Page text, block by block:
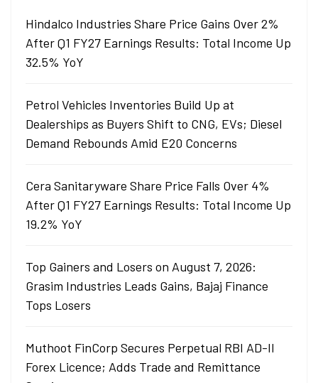
Hindalco Industries Share Price Gains Over 2%
After Q1 FY27 Earnings Results: Total Income Up
32.5% YoY
Petrol Vehicles Inventories Build Up at
Dealerships as Buyers Shift to CNG, EVs; Diesel
Demand Rebounds Amid E20 Concerns
Cera Sanitaryware Share Price Falls Over 4%
After Q1 FY27 Earnings Results: Total Income Up
19.2% YoY
Top Gainers and Losers on August 7, 2026:
Grasim Industries Leads Gains, Bajaj Finance
Tops Losers
Muthoot FinCorp Secures Perpetual RBI AD-II
Forex Licence; Adds Trade and Remittance